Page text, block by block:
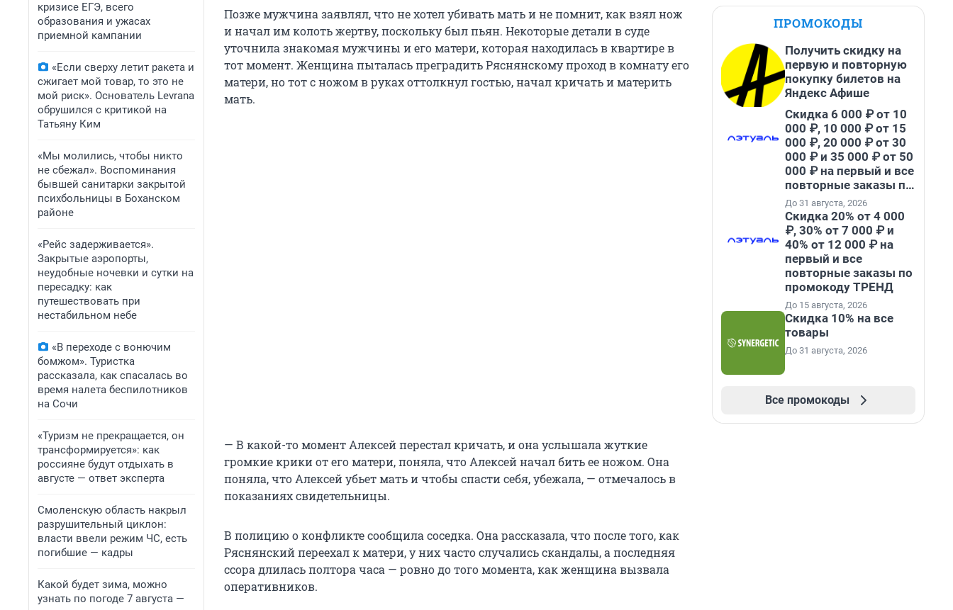
кризисе ЕГЭ, всего
образования и ужасах
приемной кампании
«Если сверху летит ракета и
сжигает мой товар, то это не
мой риск». Основатель Levrana
обрушился с критикой на
Татьяну Ким
«Мы молились, чтобы никто
не сбежал». Воспоминания
бывшей санитарки закрытой
психбольницы в Боханском
районе
«Рейс задерживается».
Закрытые аэропорты,
неудобные ночевки и сутки на
пересадку: как
путешествовать при
нестабильном небе
«В переходе с вонючим
бомжом». Туристка
рассказала, как спасалась во
время налета беспилотников
на Сочи
«Туризм не прекращается, он
трансформируется»: как
россияне будут отдыхать в
августе — ответ эксперта
Смоленскую область накрыл
разрушительный циклон:
власти ввели режим ЧС, есть
погибшие — кадры
Какой будет зима, можно
узнать по погоде 7 августа —
Позже мужчина заявлял, что не хотел убивать мать и не помнит, как взял нож
и начал им колоть жертву, поскольку был пьян. Некоторые детали в суде
уточнила знакомая мужчины и его матери, которая находилась в квартире в
тот момент. Женщина пыталась преградить Ряснянскому проход в комнату его
матери, но тот с ножом в руках оттолкнул гостью, начал кричать и материть
мать.
— В какой-то момент Алексей перестал кричать, и она услышала жуткие
громкие крики от его матери, поняла, что Алексей начал бить ее ножом. Она
поняла, что Алексей убьет мать и чтобы спасти себя, убежала, — отмечалось в
показаниях свидетельницы.
В полицию о конфликте сообщила соседка. Она рассказала, что после того, как
Ряснянский переехал к матери, у них часто случались скандалы, а последняя
ссора длилась полтора часа — ровно до того момента, как женщина вызвала
оперативников.
ПРОМОКОДЫ
Получить скидку на
первую и повторную
покупку билетов на
Яндекс Афише
Скидка 6 000 ₽ от 10
000 ₽, 10 000 ₽ от 15
000 ₽, 20 000 ₽ от 30
000 ₽ и 35 000 ₽ от 50
000 ₽ на первый и все
повторные заказы по
промокоду НАБЕРИ
До 31 августа, 2026
Скидка 20% от 4 000
₽, 30% от 7 000 ₽ и
40% от 12 000 ₽ на
первый и все
повторные заказы по
промокоду ТРЕНД
До 15 августа, 2026
Скидка 10% на все
товары
До 31 августа, 2026
Все промокоды